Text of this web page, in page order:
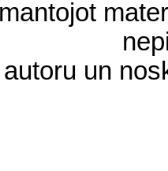
un